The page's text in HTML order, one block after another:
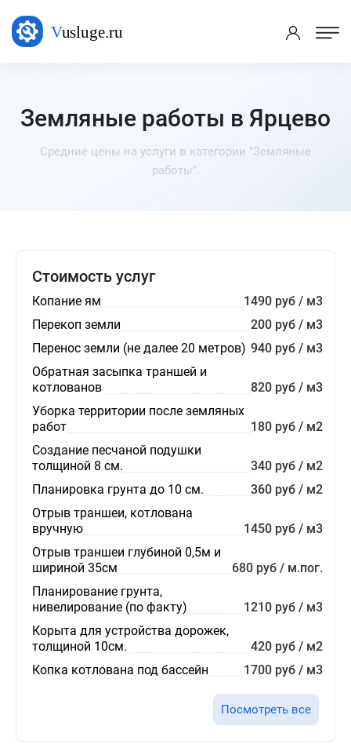
Земляные работы в Ярцево
Средние цены на услуги в категории "Земляные
работы".
Стоимость услуг
Копание ям
1490 руб / м3
Перекоп земли
200 руб / м3
Перенос земли (не далее 20 метров) 940 руб / м3
Обратная засыпка траншей и
котлованов
820 руб / м3
Уборка территории после земляных
работ
180 руб / м2
Создание песчаной подушки
толщиной 8 см.
340 руб / м2
Планировка грунта до 10 см.
360 руб / м2
Отрыв траншеи, котлована
вручную
1450 руб / м3
Отрыв траншеи глубиной 0,5м и
шириной 35см
680 руб / м.пог.
Планирование грунта,
нивелирование (по факту)
1210 руб / м3
Корыта для устройства дорожек,
толщиной 10см.
420 руб / м2
Копка котлована под бассейн
1700 руб / м3
Посмотреть все